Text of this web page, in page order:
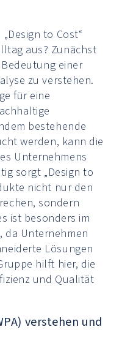
to Cost“
aus? Zunächst
einer
zu verstehen.
für eine
bestehende
werden, kann die
Unternehmens
sorgt „Design to
nicht nur den
sondern
ist besonders im
da Unternehmen
Lösungen
hilft hier, die
und Qualität
verstehen und